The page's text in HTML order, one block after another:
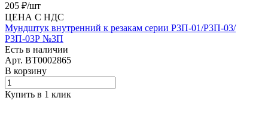
205 ₽/шт
ЦЕНА С НДС
Мундштук внутренний к резакам серии Р3П-01/Р3П-03/
Р3П-03Р №3П
Есть в наличии
Арт. BT0002865
В корзину
Купить в 1 клик